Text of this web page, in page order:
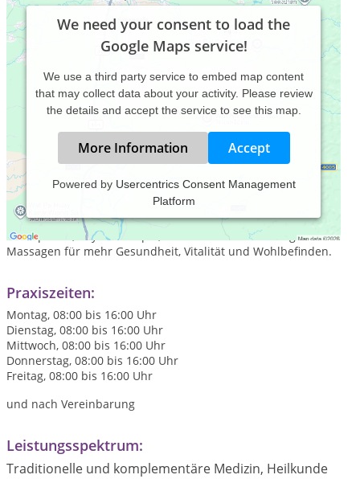
We need your consent to load the
Google Maps service!
We use a third party service to embed map content
that may collect data about your activity. Please review
the details and accept the service to see this map.
More Information Accept
Powered by Usercentrics Consent Management
Platform
Als moderne Therapiepraxis bieten wir Ihnen eine
zeitgemäße und evidenzbasierte Kombination aus
Osteopathie,
Physiotherapie, effektivem EMS-Training und
Massagen für mehr Gesundheit, Vitalität und Wohlbefinden.
Praxiszeiten:
Montag, 08:00 bis 16:00 Uhr
Dienstag, 08:00 bis 16:00 Uhr
Mittwoch, 08:00 bis 16:00 Uhr
Donnerstag, 08:00 bis 16:00 Uhr
Freitag, 08:00 bis 16:00 Uhr
und nach Vereinbarung
Leistungsspektrum:
Traditionelle und komplementäre Medizin, Heilkunde